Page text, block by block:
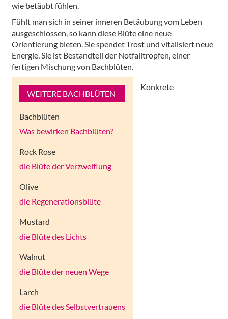
wie betäubt fühlen.
Fühlt man sich in seiner inneren Betäubung vom Leben
ausgeschlossen, so kann diese Blüte eine neue
Orientierung bieten. Sie spendet Trost und vitalisiert neue
Energie. Sie ist Bestandteil der Notfalltropfen, einer
fertigen Mischung von Bachblüten.
WEITERE BACHBLÜTEN
Bachblüten
Was bewirken Bachblüten?
Rock Rose
die Blüte der Verzweiflung
Olive
die Regenerationsblüte
Mustard
die Blüte des Lichts
Walnut
die Blüte der neuen Wege
Larch
die Blüte des Selbstvertrauens
Konkrete